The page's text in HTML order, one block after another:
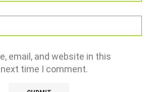
email, and website in this
time I comment.